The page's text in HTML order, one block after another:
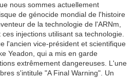
nous sommes actuellement
de génocide mondial de l'histoire
de la technologie de l'ARNm,
injections utilisant sa technologie.
l'ancien vice-président et scientifique
Yeadon, qui a mis en garde
extrêmement dangereuses. L'une
s'intitule "A Final Warning". Un